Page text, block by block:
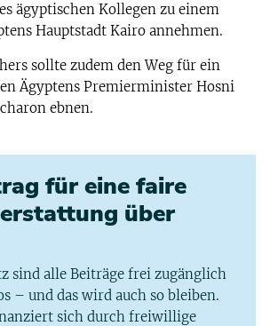
ägyptischen Kollegen zu einem
Hauptstadt Kairo annehmen.
sollte zudem den Weg für ein
Ägyptens Premierminister Hosni
ebnen.
für eine faire
über
sind alle Beiträge frei zugänglich
– und das wird auch so bleiben.
sich durch freiwillige